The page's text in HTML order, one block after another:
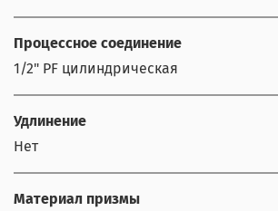
Процессное соединение
1/2" PF цилиндрическая
Удлинение
Нет
Материал призмы